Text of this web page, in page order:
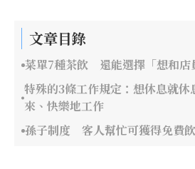
文章目錄
菜單7種茶飲 還能選擇「想和店
特殊的3條工作規定：想休息就休
來、快樂地工作
孫子制度 客人幫忙可獲得免費